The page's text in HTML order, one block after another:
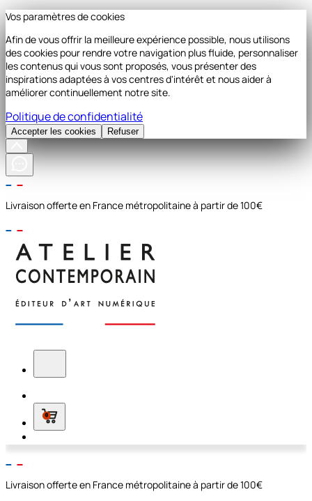
Vos paramètres de cookies
Afin de vous offrir la meilleure expérience possible, nous utilisons
des cookies pour rendre votre navigation plus fluide, personnaliser
les contenus qui vous sont proposés, vous présenter des
inspirations adaptées à vos centres d'intérêt et nous aider à
améliorer continuellement notre site.
Politique de confidentialité
Accepter les cookies Refuser
Livraison offerte en France métropolitaine à partir de 100€
0
Livraison offerte en France métropolitaine à partir de 100€